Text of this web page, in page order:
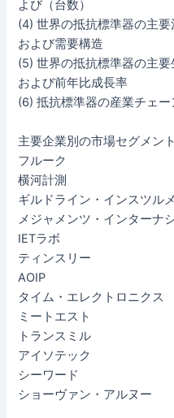
よび（台数）
(4) 世界の抵抗標準器の主要
および需要構造
(5) 世界の抵抗標準器の主要
および前年比成長率
(6) 抵抗標準器の産業チェー
主要企業別の市場セグメン
フルーク
横河計測
ギルドライン・インスツル
メジャメンツ・インターナ
IETラボ
ティンスリー
AOIP
タイム・エレクトロニクス
ミートエスト
トランスミル
アイソテック
シーワード
ショーヴァン・アルヌー